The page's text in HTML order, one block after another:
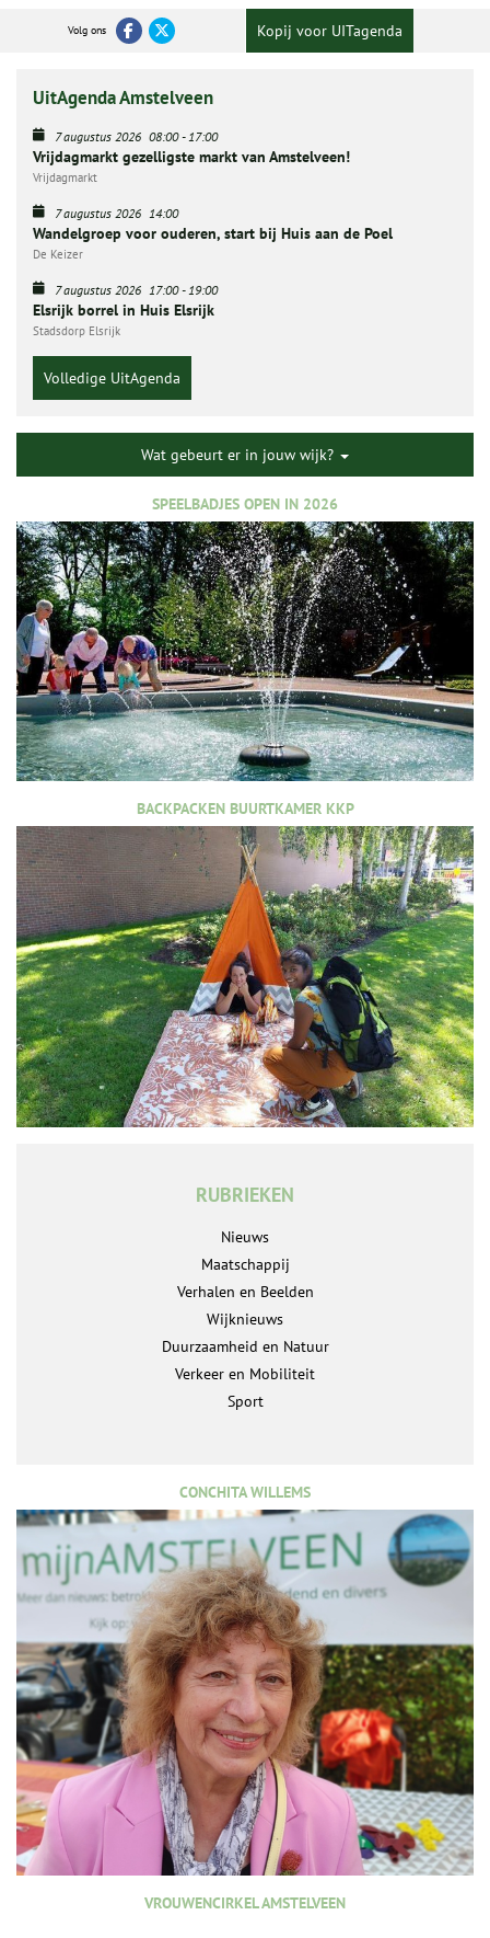
Volg ons Kopij voor UITagenda
UitAgenda Amstelveen
7 augustus 2026 08:00-17:00
Vrijdagmarkt gezelligste markt van Amstelveen!
Vrijdagmarkt
7 augustus 2026 14:00
Wandelgroep voor ouderen, start bij Huis aan de Poel
De Keizer
7 augustus 2026 17:00-19:00
Elsrijk borrel in Huis Elsrijk
Stadsdorp Elsrijk
Volledige UitAgenda
Wat gebeurt er in jouw wijk?
SPEELBADJES OPEN IN 2026
BACKPACKEN BUURTKAMER KKP
RUBRIEKEN
Nieuws
Maatschappij
Verhalen en Beelden
Wijknieuws
Duurzaamheid en Natuur
Verkeer en Mobiliteit
Sport
CONCHITA WILLEMS
VROUWENCIRKEL AMSTELVEEN